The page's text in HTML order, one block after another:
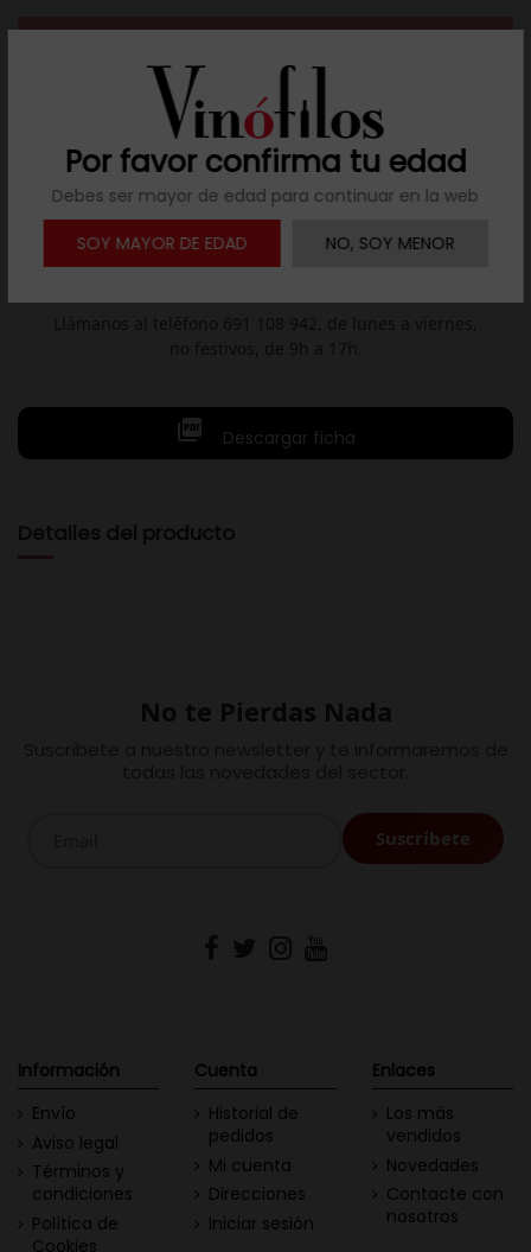
Por favor confirma tu edad
Debes ser mayor de edad para continuar en la web
SOY MAYOR DE EDAD
NO, SOY MENOR
Añadir a mis favoritos
 Descargar ficha
Detalles del producto
No te Pierdas Nada
Información
Envío
Aviso legal
Términos y
condiciones
Política de
Cookies
Cuenta
Historial de
pedidos
Mi cuenta
Direcciones
Iniciar sesión
Enlaces
Los más
vendidos
Novedades
Contacte con
nosotros